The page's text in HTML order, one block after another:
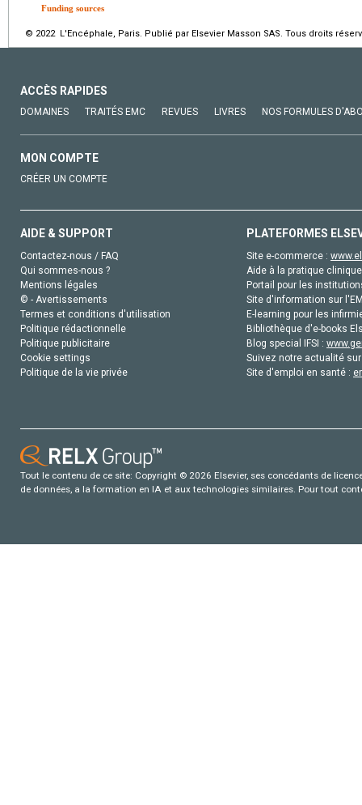
Funding sources
© 2022 L'Encéphale, Paris. Publié par Elsevier Masson SAS. Tous droits
ACCÈS RAPIDES
DOMAINES TRAITÉS EMC REVUES LIVRES NOS FORMULES
MON COMPTE
CRÉER UN COMPTE
AIDE & SUPPORT
Contactez-nous / FAQ
Qui sommes-nous ?
Mentions légales
© - Avertissements
Termes et conditions d'utilisation
Politique rédactionnelle
Politique publicitaire
Cookie settings
Politique de la vie privée
PLATEFORMES
Site e-commerce :
Aide à la pratique
Portail pour les
Site d'information sur
E-learning pour les
Bibliothèque d'e-books
Blog special IFSI :
Suivez notre actualité
Site d'emploi en santé :
Tout le contenu de ce site: Copyright © 2026 Elsevier, ses concédants de
de données, a la formation en IA et aux technologies similaires. Pour tout